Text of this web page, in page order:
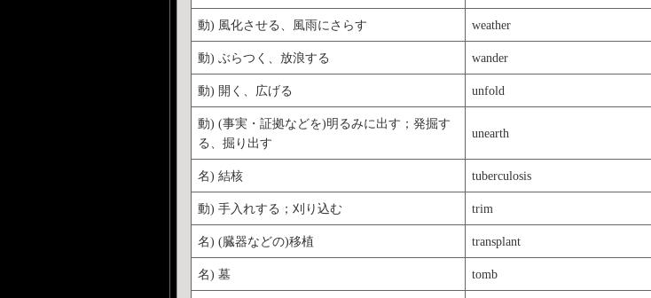
動) 風化させる、風雨にさらす weather
動) ぶらつく、放浪する wander
動) 開く、広げる unfold
動) (事実・証拠などを)明るみに出す；発掘す
る、掘り出す
unearth
名) 結核 tuberculosis
動) 手入れする；刈り込む trim
名) (臓器などの)移植 transplant
名) 墓 tomb